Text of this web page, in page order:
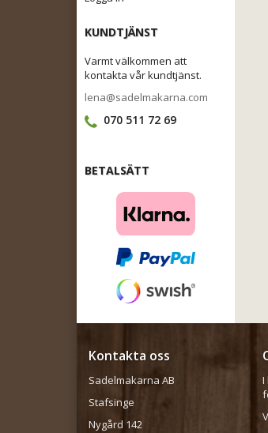
KUNDTJÄNST
Varmt välkommen att
kontakta vår kundtjänst.
lena@sadelmakarna.com
070 511 72 69
BETALSÄTT
Kontakta oss
Sadelmakarna AB
Stafsinge
Nygård 142
I